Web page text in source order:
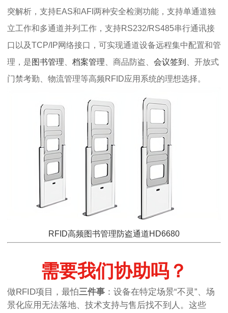
突解析，支持EAS和AFI两种安全检测功能，支持单通道独
立工作和多通道并列工作，支持RS232/RS485串行通讯接
口以及TCP/IP网络接口，可实现通道设备远程集中配置和管
理，是图书管理 档案管理 、商品防盗、 会议签到
、开放式
门禁考勤、物流管理等高频RFID应用系统的理想选择。
RFID高频图书管理防盗通道HD6680
需要我们协助吗？
做RFID项目，最怕三件事 ：设备在特定场景“不灵”、场
景化应用无法落地、技术支持与售后找不到人。这些